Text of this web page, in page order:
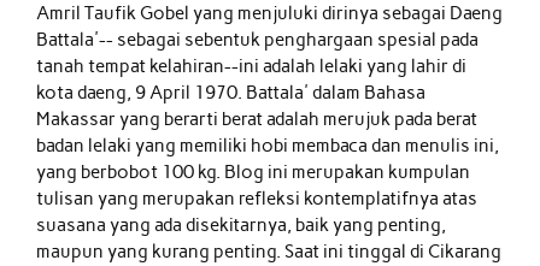
Amril Taufik Gobelyang menjuluki dirinya sebagai Daeng
Battala'-- sebagai sebentuk penghargaan spesial pada
tanah tempat kelahiran--ini adalah lelaki yang lahir di
kota daeng, 9 April 1970. Battala' dalam Bahasa
Makassar yang berarti berat adalah merujuk pada berat
badan lelaki yang memiliki hobi membaca dan menulis ini,
yang berbobot 100 kg. Blog ini merupakan kumpulan
tulisan yang merupakan refleksi kontemplatifnya atas
suasana yang ada disekitarnya, baik yang penting,
maupun yang kurang penting. Saat ini tinggal di Cikarang